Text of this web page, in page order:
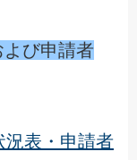
よび申請者
況表・申請者